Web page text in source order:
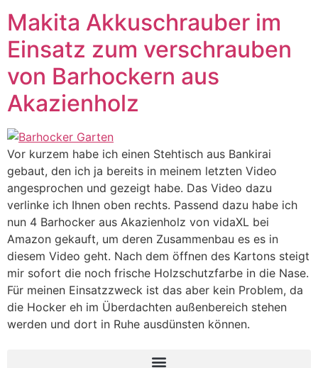
Makita Akkuschrauber im
Einsatz zum verschrauben
von Barhockern aus
Akazienholz
Vor kurzem habe ich einen Stehtisch aus Bankirai
gebaut, den ich ja bereits in meinem letzten Video
angesprochen und gezeigt habe. Das Video dazu
verlinke ich Ihnen oben rechts. Passend dazu habe ich
nun 4 Barhocker aus Akazienholz von vidaXL bei
Amazon gekauft, um deren Zusammenbau es es in
diesem Video geht. Nach dem öffnen des Kartons steigt
mir sofort die noch frische Holzschutzfarbe in die Nase.
Für meinen Einsatzzweck ist das aber kein Problem, da
die Hocker eh im Überdachten außenbereich stehen
werden und dort in Ruhe ausdünsten können.